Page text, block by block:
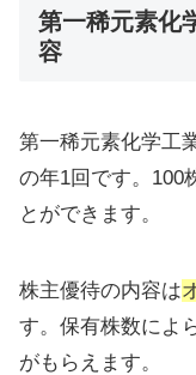
第一稀元素化
容
第一稀元素化学工
の年1回です。100
とができます。
株主優待の内容は
す。保有株数によ
がもらえます。